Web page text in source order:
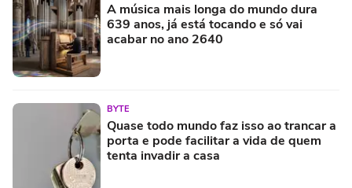
A música mais longa do mundo dura
639 anos, já está tocando e só vai
acabar no ano 2640
BYTE
Quase todo mundo faz isso ao trancar a
porta e pode facilitar a vida de quem
tenta invadir a casa